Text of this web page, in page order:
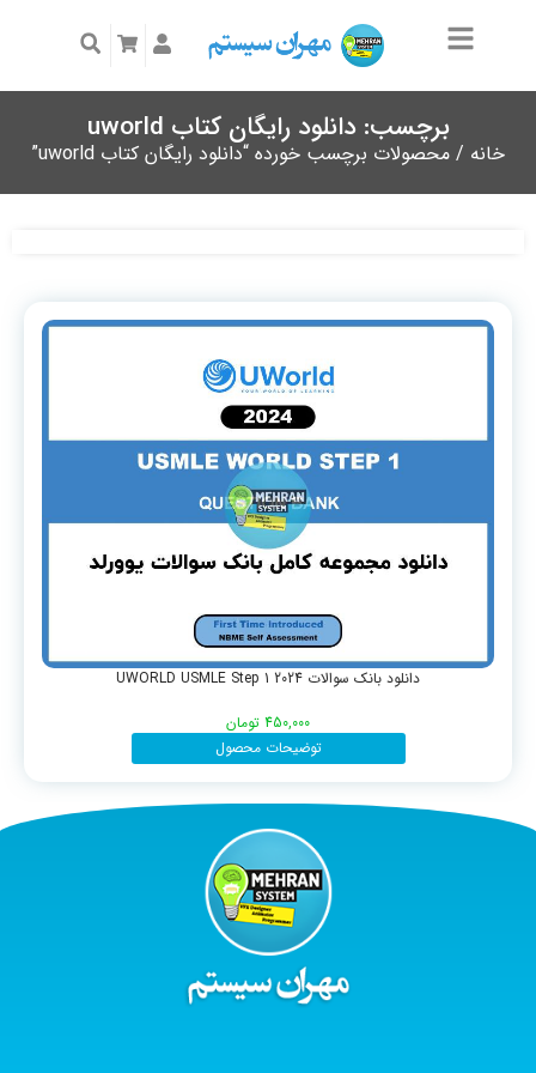
برچسب: دانلود رایگان کتاب uworld
خانه / محصولات برچسب خورده “دانلود رایگان کتاب uworld”
دانلود بانک سوالات UWORLD USMLE Step 1 2024
450,000 تومان
توضیحات محصول